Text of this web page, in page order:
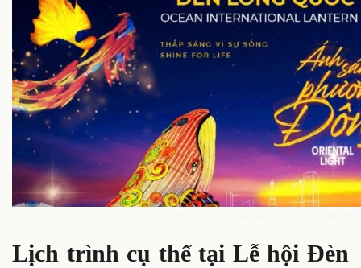
Lịch trình cụ thể tại Lễ hội Đèn